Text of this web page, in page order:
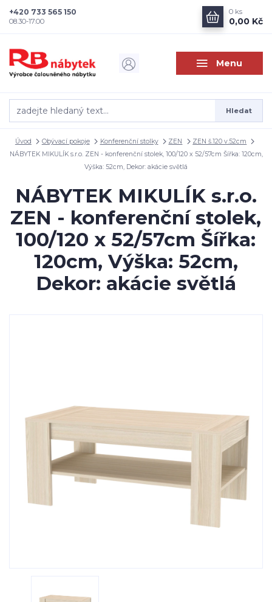
Menu
Hledat
+420 733 565 150
08.30-17.00
0 ks
0,00 Kč
Úvod Obývací pokoje Konferenční stolky ZEN
ZEN š.120 v.52cm
NÁBYTEK MIKULÍK s.r.o. ZEN - konferenční stolek, 100/120 x 52/57cm Šířka: 120cm,
Výška: 52cm, Dekor: akácie světlá
NÁBYTEK MIKULÍK s.r.o.
ZEN - konferenční stolek,
100/120 x 52/57cm Šířka:
120cm, Výška: 52cm,
Dekor: akácie světlá